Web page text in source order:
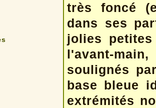
très foncé
dans ses
jolies
l'avant-
soulignés
base bleue
extrémités